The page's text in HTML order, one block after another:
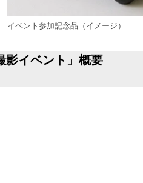
イベント参加記念品（イメージ）
SL撮影イベン